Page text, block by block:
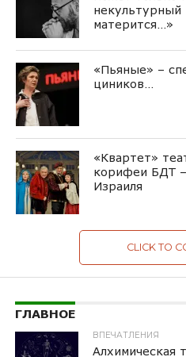
некультурный
матерится…»
«Пьяные» –
циников…
«Квартет»
корифеи БДТ
Израиля
CLICK TO
ГЛАВНОЕ
ВПЕЧАТЛЕНИЯ
Алхимическая